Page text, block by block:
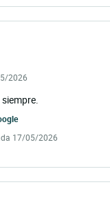
2026
17/05/2026